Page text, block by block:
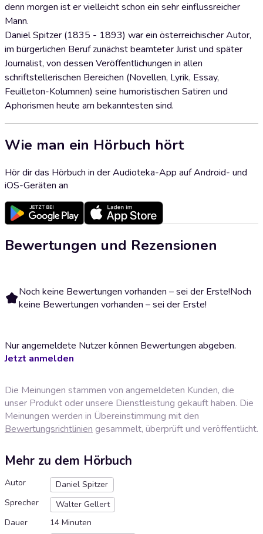
denn morgen ist er vielleicht schon ein sehr einflussreicher
Mann.
Daniel Spitzer (1835 - 1893) war ein österreichischer Autor,
im bürgerlichen Beruf zunächst beamteter Jurist und später
Journalist, von dessen Veröffentlichungen in allen
schriftstellerischen Bereichen (Novellen, Lyrik, Essay,
Feuilleton-Kolumnen) seine humoristischen Satiren und
Aphorismen heute am bekanntesten sind.
Wie man ein Hörbuch hört
Hör dir das Hörbuch in der Audioteka-App auf Android- und
iOS-Geräten an
Bewertungen und Rezensionen
Noch keine Bewertungen vorhanden – sei der Erste!Noch
keine Bewertungen vorhanden – sei der Erste!
Nur angemeldete Nutzer können Bewertungen abgeben.
Jetzt anmelden
Die Meinungen stammen von angemeldeten Kunden, die
unser Produkt oder unsere Dienstleistung gekauft haben. Die
Meinungen werden in Übereinstimmung mit den
Bewertungsrichtlinien gesammelt, überprüft und veröffentlicht.
Mehr zu dem Hörbuch
Autor
Daniel Spitzer
Sprecher
Walter Gellert
Dauer
14 Minuten